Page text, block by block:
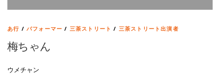
あ行 /パフォーマー / 三茶ストリート / 三茶ストリート出演者
梅ちゃん
ウメチャン